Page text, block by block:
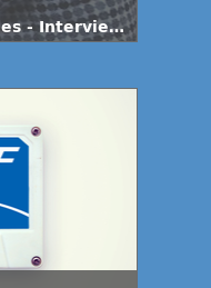
- Interview